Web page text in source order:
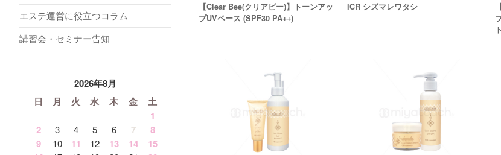
【Clear Bee(クリアビー)】トーンアッ
プUVベース (SPF30 PA++)
ICR シズマレワタシ
エステ運営に役立つコラム
講習会・セミナー告知
2026年8月
日
月 火 水 木 金
土
1
2
3 4 5 6 7
8
9
10 11 12 13 14
15